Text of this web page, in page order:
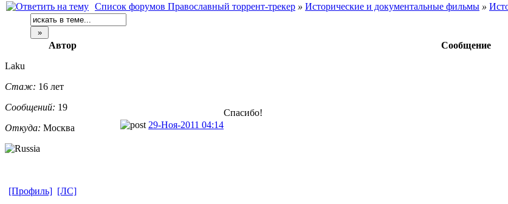
Список форумов Православный торрент-трекер » Исторические и документальные фильмы »
Автор
Сообщение
Laku
Стаж: 16 лет
Сообщений: 19
Откуда: Москва 29-Ноя-2011 04:14
Спасибо!
[Профиль] [ЛС]